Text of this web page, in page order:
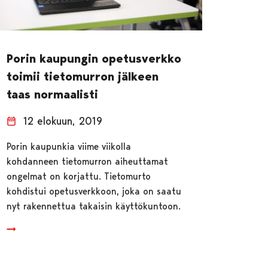
Porin kaupungin opetusverkko
toimii tietomurron jälkeen
taas normaalisti
12 elokuun, 2019
Porin kaupunkia viime viikolla
kohdanneen tietomurron aiheuttamat
ongelmat on korjattu. Tietomurto
kohdistui opetusverkkoon, joka on saatu
nyt rakennettua takaisin käyttökuntoon.